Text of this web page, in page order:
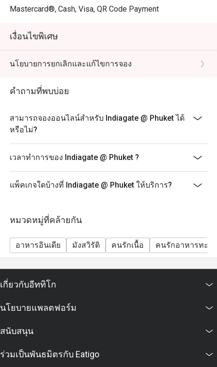
เสริมประสบการณ์การรับประทานอาหาร บรรยากาศสบาย
ทั่วไปและโอกาสพิเศษ
สำหรับผู้ที่สนใจสัมผัสรสชาติของอินเดีย สามารถทำการจอง
ผ่านแอป FunNow หรือ eatigo อย่าพลาดโอกาสที่จะ
Mastercard®, Cash, Visa, QR Code Payment
เงื่อนไขพิเศษ
นโยบายการยกเลิกและแก้ไขการจอง
คำถามที่พบบ่อย
สามารถจองออนไลน์สำหรับ Indiagate @ Phuket ได้
หรือไม่?
เวลาทำการของ Indiagate @ Phuket ?
แพ็คเกจใดบ้างที่ Indiagate @ Phuket ให้บริการ?
หมวดหมู่ที่คล้ายกัน
อาหารอินเดีย มังสวิรัติ คนรักเนื้อ คนรักอาหารทะเล
เกี่ยวกับอีททิโก
นโยบายแพลตฟอร์ม
สนับสนุน
ร่วมเป็นพันธมิตรกับ Eatigo